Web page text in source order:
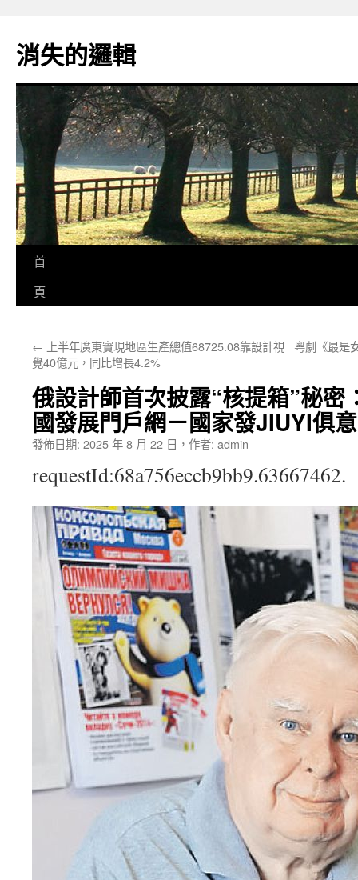
主
要
消失的邏輯
首
頁
← 上半年廣東實現地區生產總值68725.08靠設計視
覺40億元，同比增長4.2%
粵劇《最是
俄設計師首次披露“核提箱”秘密
國發展門戶網－國家發JIUYI俱
發佈日期: 2025 年 8 月 22 日 ， 作者: admin
requestId:68a756eccb9bb9.63667462.